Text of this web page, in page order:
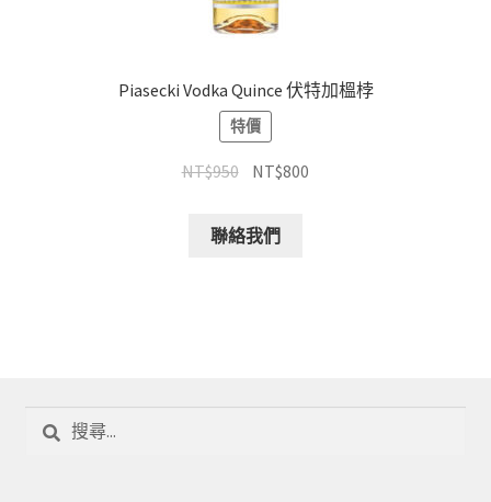
Piasecki Vodka Quince 伏特加榲桲
特價
NT$950 NT$800
聯絡我們